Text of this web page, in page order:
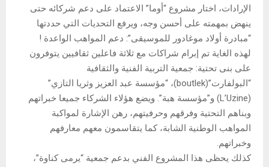
الإرادات، اختار مشروع “أوما” الاعتماد على دعم شركائه حتى
ينهض بمهمته على أحسن وجه، ويرفع التحديات التي حددتها
“مبادرة أولاد موغادور للموسيقى”: دعم المواهب الواعدة !
لهذه الغاية تم إبرام شراكات مع ثلاثة فاعلين ثقافيين يتوفرون
على بنى تحتية: جمعية التربية الفنية والثقافية
“البولفارت”(boutlek)، “مؤسسة عبد العزيز وثريا التازي”
(L’Uzine) و”مؤسسة هبة”. ويضع هؤلاء الشركاء جميعا خبراتهم
وبناهم التحتية وفرقهم وحرفيتهم، رهن الإشارة لمواكبة
المواهب الوطنية الشابة، كما يتقاسمون معهم معارفهم
وخبراتهم.
كذلك يحظى هذا المشروع الفني بدعم جمعية “يرمى كناوة”،